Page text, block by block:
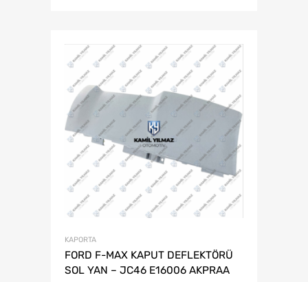
KAPORTA
FORD F-MAX KAPUT DEFLEKTÖRÜ
SOL YAN – JC46 E16006 AKPRAA